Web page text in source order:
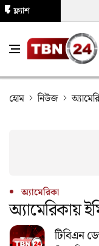
ফ্ল্যাশ
হোম নিউজ
অ্যামেরিকা
অ্যামেরিকায়
টিবিএন